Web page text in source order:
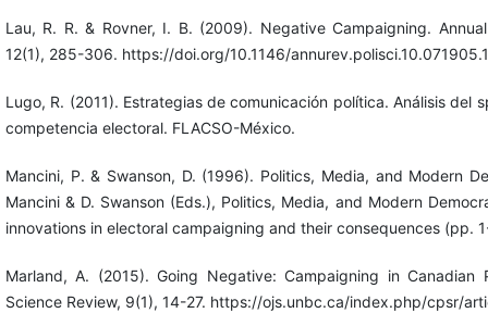
Lau, R. R. & Rovner, I. B. (2009). Negative Campaigning.
12(1), 285-306. https://doi.org/10.1146/
Lugo, R. (2011). Estrategias de comunicación política. Análisis del
competencia electoral. FLACSO-México.
Mancini, P. & Swanson, D. (1996). Politics, Media, and Modern
Mancini & D. Swanson (Eds.), Politics, Media, and Modern
innovations in electoral campaigning and their consequences (pp.
Marland, A. (2015). Going Negative: Campaigning in Canadian
Science Review, 9(1), 14-27. https://ojs.unbc.ca/index.php/cpsr/